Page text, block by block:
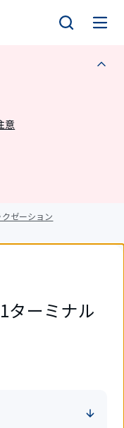
意
ゼーション
ターミナル